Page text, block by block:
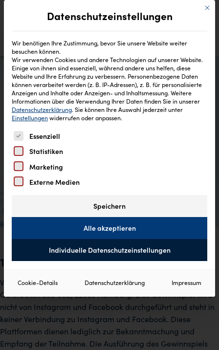
Teilnahmebedingungen
Gewinnspiel „Tea Maker Set“
Facebook & Instagram
1. Veranstalter des Gewinnspiels
Veranstalter des Gewinnspiels ist die Lornamead GmbH,
Osterbekstraße 90b, 22083 Hamburg. Das Gewinnspiel wird
nicht von Instagram und Facebook durchgeführt und steht in
keiner Verbindung zu Instagram und Facebook. Diese
Plattformen dienen lediglich zur Bekanntmachung und
Empfang der Teilnahme. Die Ausführung des Gewinnspiels
Mit
Datenschutzeinstellungen
Wir benötigen Ihre Zustimmung, bevor Sie unsere Website weiter
besuchen können.
Wir verwenden Cookies und andere Technologien auf unserer Website.
Einige von ihnen sind essenziell, während andere uns helfen, diese
Website und Ihre Erfahrung zu verbessern. Personenbezogene Daten
können verarbeitet werden (z. B. IP-Adressen), z. B. für personalisierte
Anzeigen und Inhalte oder Anzeigen- und Inhaltsmessung. Weitere
Informationen über die Verwendung Ihrer Daten finden Sie in unserer
Datenschutzerklärung. Sie können Ihre Auswahl jederzeit unter
Einstellungenwiderrufen oder anpassen.
Es folgt eine Liste der Service-Gruppen, für die eine
Essenziell
Statistiken
Marketing
Externe Medien
Speichern
Alle akzeptieren
Individuelle Datenschutzeinstellungen
Cookie-Details Datenschutzerklärung Impressum